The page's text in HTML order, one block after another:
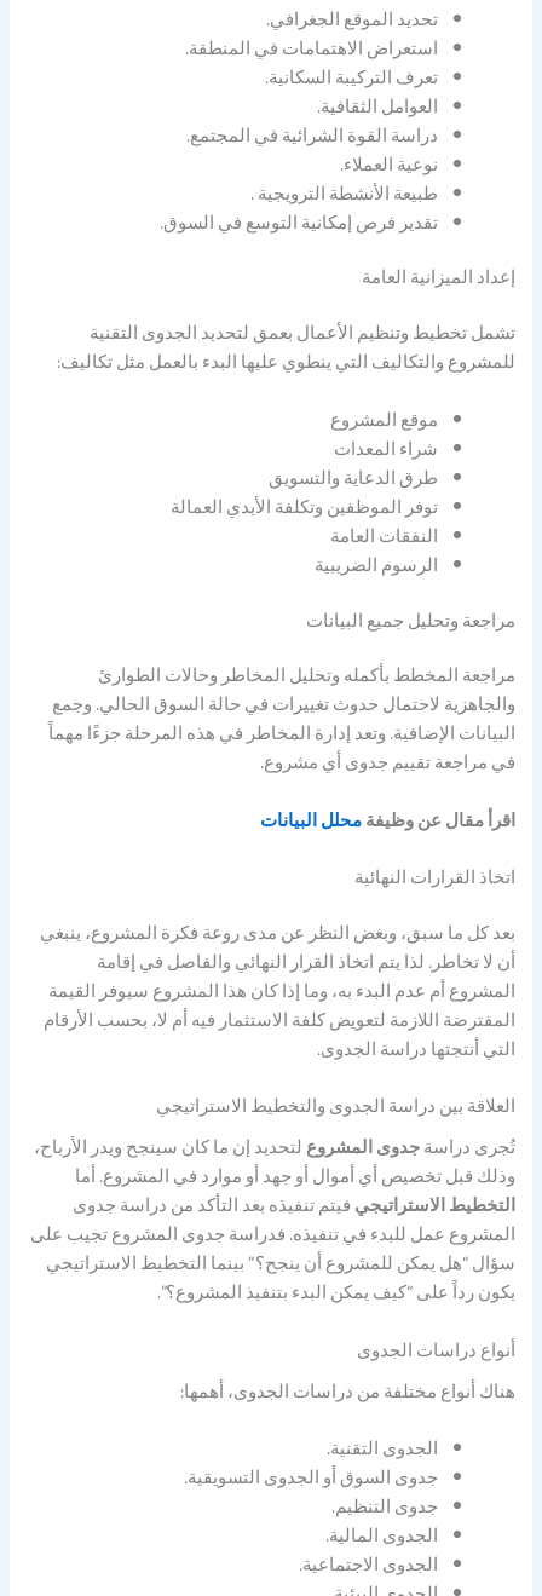
تحديد الموقع الجغرافي.
استعراض الاهتمامات في المنطقة.
تعرف التركيبة السكانية.
العوامل الثقافية.
دراسة القوة الشرائية في المجتمع.
نوعية العملاء.
طبيعة الأنشطة الترويجية .
تقدير فرص إمكانية التوسع في السوق.
إعداد الميزانية العامة
تشمل تخطيط وتنظيم الأعمال بعمق لتحديد الجدوى التقنية
للمشروع والتكاليف التي ينطوي عليها البدء بالعمل مثل تكاليف:
موقع المشروع
شراء المعدات
طرق الدعاية والتسويق
توفر الموظفين وتكلفة الأيدي العمالة
النفقات العامة
الرسوم الضريبية
مراجعة وتحليل جميع البيانات
مراجعة المخطط بأكمله وتحليل المخاطر وحالات الطوارئ
والجاهزية لاحتمال حدوث تغييرات في حالة السوق الحالي. وجمع
البيانات الإضافية. وتعد إدارة المخاطر في هذه المرحلة جزءًا مهماً
في مراجعة تقييم جدوى أي مشروع.
اقرأ مقال عن وظيفةمحلل البيانات
اتخاذ القرارات النهائية
بعد كل ما سبق، وبغض النظر عن مدى روعة فكرة المشروع، ينبغي
أن لا تخاطر. لذا يتم اتخاذ القرار النهائي والفاصل في إقامة
المشروع أم عدم البدء به، وما إذا كان هذا المشروع سيوفر القيمة
المفترضة اللازمة لتعويض كلفة الاستثمار فيه أم لا، بحسب الأرقام
التي أنتجتها دراسة الجدوى.
العلاقة بين دراسة الجدوى والتخطيط الاستراتيجي
تُجرى دراسةجدوى المشروع لتحديد إن ما كان سينجح ويدر الأرباح،
وذلك قبل تخصيص أي أموال أو جهد أو موارد في المشروع. أما
التخطيط الاستراتيجيفيتم تنفيذه بعد التأكد من دراسة جدوى
المشروع عمل للبدء في تنفيذه. فدراسة جدوى المشروع تجيب على
سؤال “هل يمكن للمشروع أن ينجح؟” بينما التخطيط الاستراتيجي
يكون رداً على “كيف يمكن البدء بتنفيذ المشروع؟”.
أنواع دراسات الجدوى
هناك أنواع مختلفة من دراسات الجدوى، أهمها:
الجدوى التقنية.
جدوى السوق أو الجدوى التسويقية.
جدوى التنظيم.
الجدوى المالية.
الجدوى الاجتماعية.